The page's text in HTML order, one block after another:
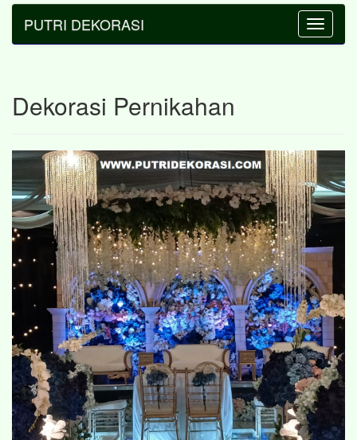
Toggle
PUTRI DEKORASI
Dekorasi Pernikahan